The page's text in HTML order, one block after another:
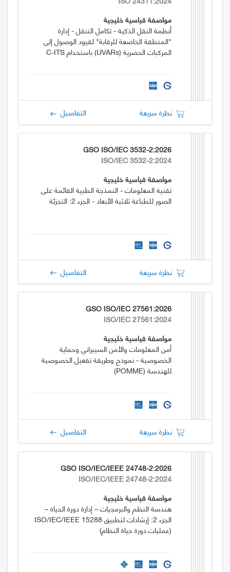
مواصفة قياسية خليجية
أنظمة النقل الذكية - تكامل التنقل - إدارة
"المنطقة الخاضعة للرقابة" لقيود الوصول إلى
المركبات الحضرية (UVARs) باستخدام C-ITS
نظرة سريعة التفاصيل
GSO ISO/IEC 3532-2:2026
ISO/IEC 3532-2:2024
مواصفة قياسية خليجية
تقنية المعلومات - النمذجة الطبية القائمة على
الصور للطباعة ثلاثية الأبعاد - الجزء 2: التجزئة
نظرة سريعة التفاصيل
GSO ISO/IEC 27561:2026
ISO/IEC 27561:2024
مواصفة قياسية خليجية
أمن المعلومات والأمن السيبراني وحماية
الخصوصية - نموذج وطريقة تفعيل الخصوصية
للهندسة (POMME)
نظرة سريعة التفاصيل
GSO ISO/IEC/IEEE 24748-2:2026
ISO/IEC/IEEE 24748-2:2024
مواصفة قياسية خليجية
هندسة النظم والبرمجيات – إدارة دورة الحياة –
الجزء 2: إرشادات لتطبيق ISO/IEC/IEEE 15288
(عمليات دورة حياة النظام)